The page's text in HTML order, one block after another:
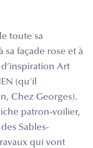
toute sa
sa façade rose et à
Art
(qu'il
Chez Georges).
patron-voilier,
Sables-
qui vont